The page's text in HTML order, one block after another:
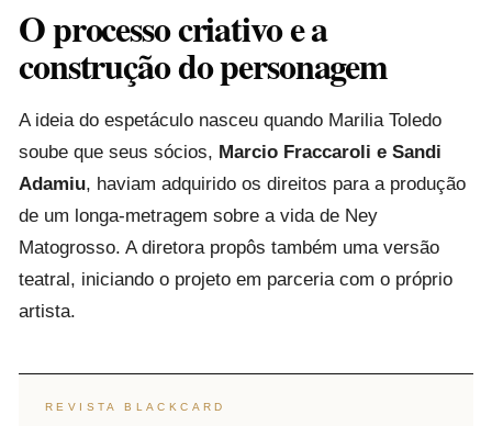
O processo criativo e a
construção do personagem
A ideia do espetáculo nasceu quando Marilia Toledo
soube que seus sócios, Marcio Fraccaroli e Sandi
Adamiu, haviam adquirido os direitos para a produção
de um longa-metragem sobre a vida de Ney
Matogrosso. A diretora propôs também uma versão
teatral, iniciando o projeto em parceria com o próprio
artista.
REVISTA BLACKCARD